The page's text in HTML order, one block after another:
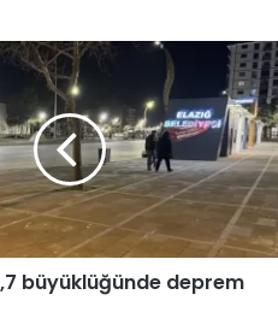
büyüklüğünde deprem